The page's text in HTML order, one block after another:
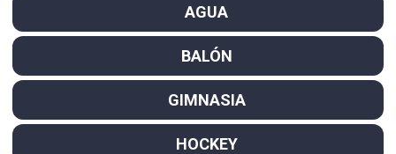
AGUA
BALÓN
GIMNASIA
HOCKEY